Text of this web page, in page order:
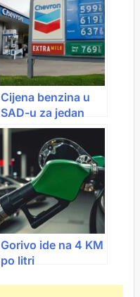
prognoza za
naredne dvije
sedmice
Cijena benzina u
SAD-u za jedan
mjesec skočila za
21,2 posto: Najviše
od 1967. godine
Gorivo ide na 4 KM
po litri